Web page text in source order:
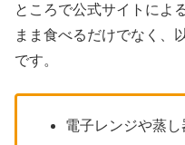
ところで公式サイトによ
まま食べるだけでなく、
です。
電子レンジや蒸し